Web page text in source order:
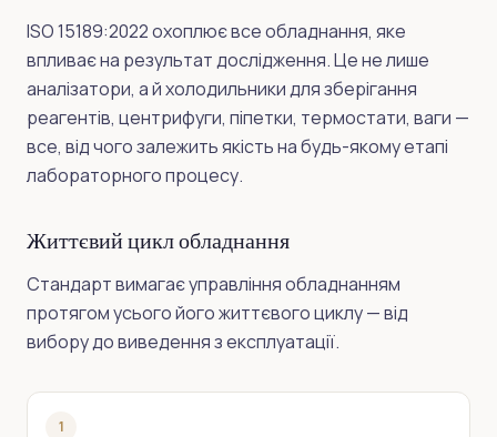
ISO 15189:2022 охоплює все обладнання, яке
впливає на результат дослідження. Це не лише
аналізатори, а й холодильники для зберігання
реагентів, центрифуги, піпетки, термостати, ваги —
все, від чого залежить якість на будь-якому етапі
лабораторного процесу.
Життєвий цикл обладнання
Стандарт вимагає управління обладнанням
протягом усього його життєвого циклу — від
вибору до виведення з експлуатації.
1